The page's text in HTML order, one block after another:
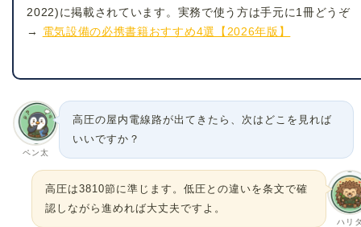
2022)に掲載されています。実務で使う方は手元に1冊どうぞ
→ 電気設備の必携書籍おすすめ4選【2026年版】
ペン太
高圧の屋内電線路が出てきたら、次はどこを見れば
いいですか？
ハリ
高圧は3810節に準じます。低圧との違いを条文で確
認しながら進めれば大丈夫ですよ。